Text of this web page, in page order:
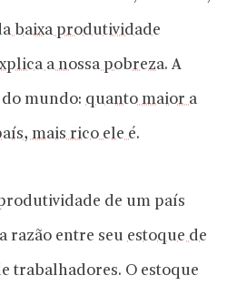
baixa produtividade
a nossa pobreza. A
mundo: quanto maior a
mais rico ele é.
de um país
razão entre seu estoque de
trabalhadores. O estoque